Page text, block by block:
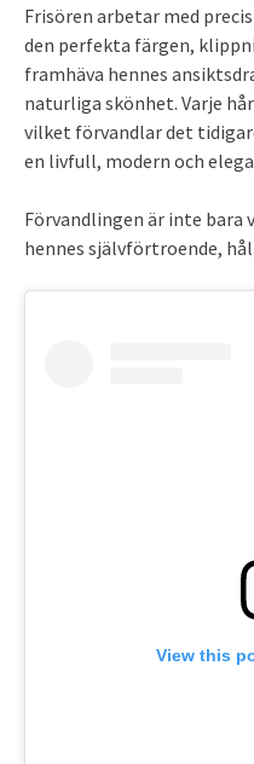
Frisören arbetar med
den perfekta färgen,
framhäva hennes
naturliga skönhet. Varje
vilket förvandlar det
en livfull, modern och
Förvandlingen är inte bara
hennes självförtroende,
View this